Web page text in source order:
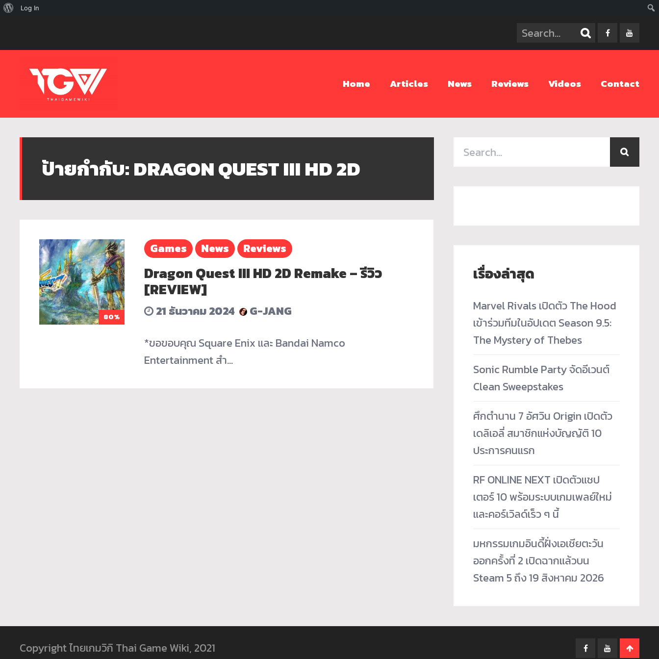
Home Articles News Reviews Videos Contact
ป้ายกำกับ:DRAGON QUEST III HD 2D
80%
Games News Reviews
Dragon Quest III HD 2D Remake – รีวิว
[REVIEW]
21 ธันวาคม 2024
G-JANG
*ขอขอบคุณ Square Enix และ Bandai Namco
Entertainment สำ…
เรื่องล่าสุด
Marvel Rivals เปิดตัว The Hood
เข้าร่วมทีมในอัปเดต Season 9.5:
The Mystery of Thebes
Sonic Rumble Party จัดอีเวนต์
Clean Sweepstakes
ศึกตำนาน 7 อัศวิน Origin เปิดตัว
เดลิเอลี่ สมาชิกแห่งบัญญัติ 10
ประการคนแรก
RF ONLINE NEXT เปิดตัวแชป
เตอร์ 10 พร้อมระบบเกมเพลย์ใหม่
และคอร์เวิลด์เร็ว ๆ นี้
มหกรรมเกมอินดี้ฝั่งเอเชียตะวัน
ออกครั้งที่ 2 เปิดฉากแล้วบน
Steam 5 ถึง 19 สิงหาคม 2026
Copyright ไทยเกมวิกิ Thai Game Wiki, 2021
เกี่ยวLog In